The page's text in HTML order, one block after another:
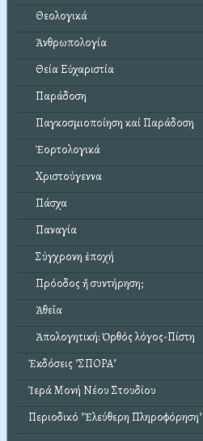
Θεολογικά
Ἀνθρωπολογία
Θεία Εὐχαριστία
Παράδοση
Παγκοσμιοποίηση καί Παράδοση
Ἑορτολογικά
Χριστούγεννα
Πάσχα
Παναγία
Σύγχρονη ἐποχή
Πρόοδος ἤ συντήρηση;
Ἀθεΐα
Ἀπολογητική: Ὀρθός λόγος-Πίστη
Ἐκδόσεις "ΣΠΟΡΑ"
Ἱερά Μονή Νέου Στουδίου
Περιοδικό "Ἐλεύθερη Πληροφόρηση"